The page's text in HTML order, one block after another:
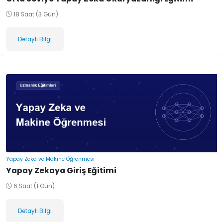
18 Saat (3 Gün)
Detaylı Bilgi
Yapay Zeka ve Makine Öğrenmesi
Yapay Zekaya Giriş Eğitimi
6 Saat (1 Gün)
Detaylı Bilgi